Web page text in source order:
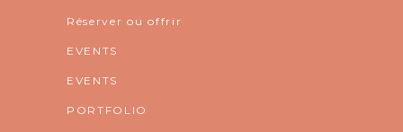
Réserver ou offrir
EVENTS
EVENTS
PORTFOLIO